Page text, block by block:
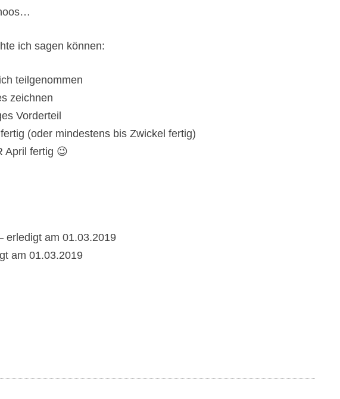
ich sagen können:
teilgenommen
zeichnen
Vorderteil
(oder mindestens bis Zwickel fertig)
April fertig 😉
erledigt am 01.03.2019
am 01.03.2019